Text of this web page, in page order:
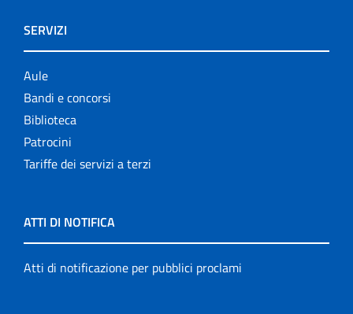
SERVIZI
Aule
Bandi e concorsi
Biblioteca
Patrocini
Tariffe dei servizi a terzi
ATTI DI NOTIFICA
Atti di notificazione per pubblici proclami